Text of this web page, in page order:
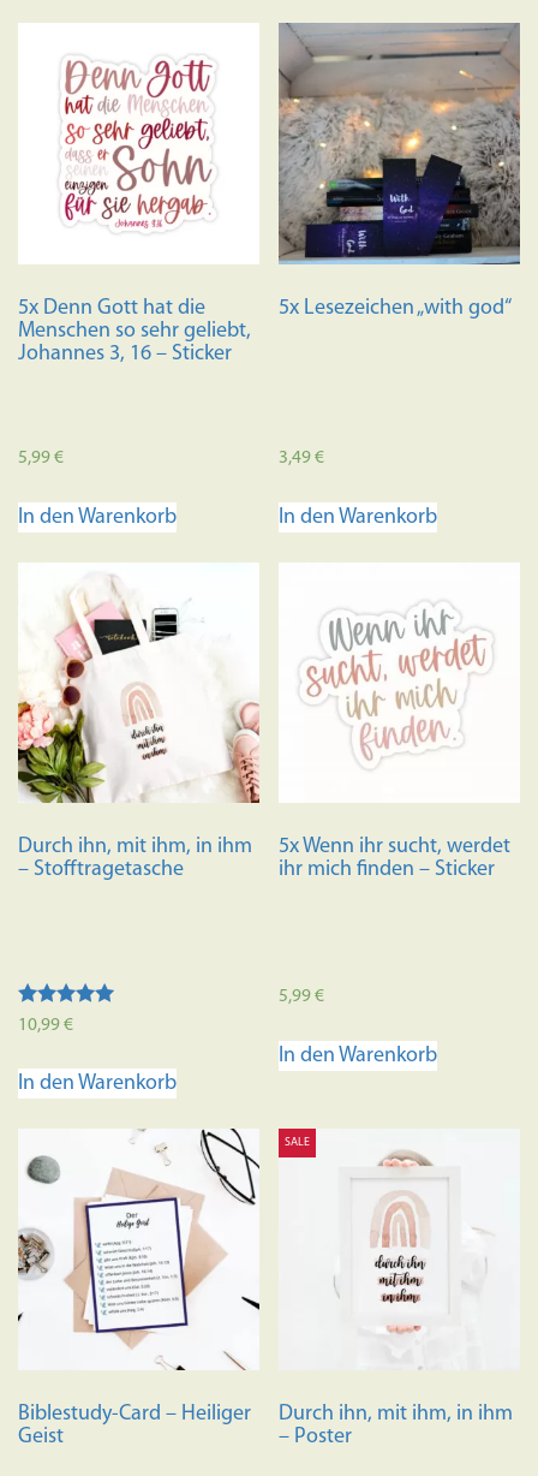
5x Denn Gott hat die
Menschen so sehr geliebt,
Johannes 3, 16 – Sticker
5,99€
In den Warenkorb
5x Lesezeichen „with god“
3,49€
In den Warenkorb
Durch ihn, mit ihm, in ihm
– Stofftragetasche
Bewertet mit
5.00
10,99€
In den Warenkorb
5x Wenn ihr sucht, werdet
ihr mich finden – Sticker
5,99€
In den Warenkorb
Biblestudy-Card – Heiliger
Geist
SALE
Durch ihn, mit ihm, in ihm
– Poster